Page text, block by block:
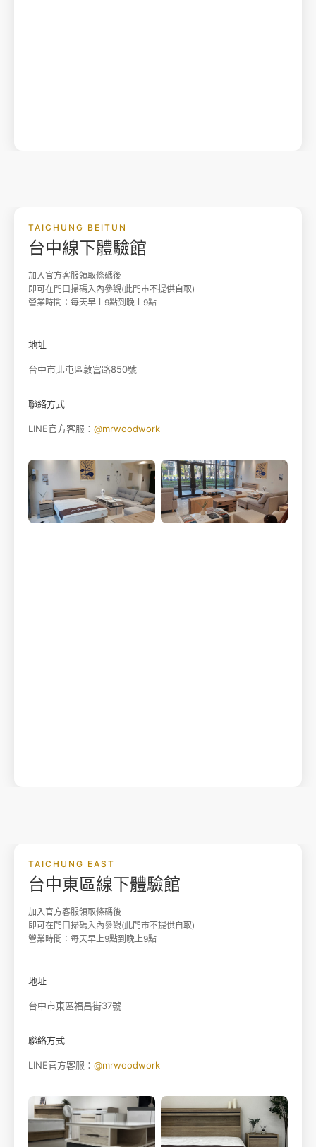
TAICHUNG BEITUN
台中線下體驗館
加入官方客服領取條碼後
即可在門口掃碼入內參觀(此門市不提供自取)
營業時間：每天早上9點到晚上9點
地址
台中市北屯區敦富路850號
聯絡方式
LINE官方客服： @mrwoodwork
TAICHUNG EAST
台中東區線下體驗館
加入官方客服領取條碼後
即可在門口掃碼入內參觀(此門市不提供自取)
營業時間：每天早上9點到晚上9點
地址
台中市東區福昌街37號
聯絡方式
LINE官方客服： @mrwoodwork